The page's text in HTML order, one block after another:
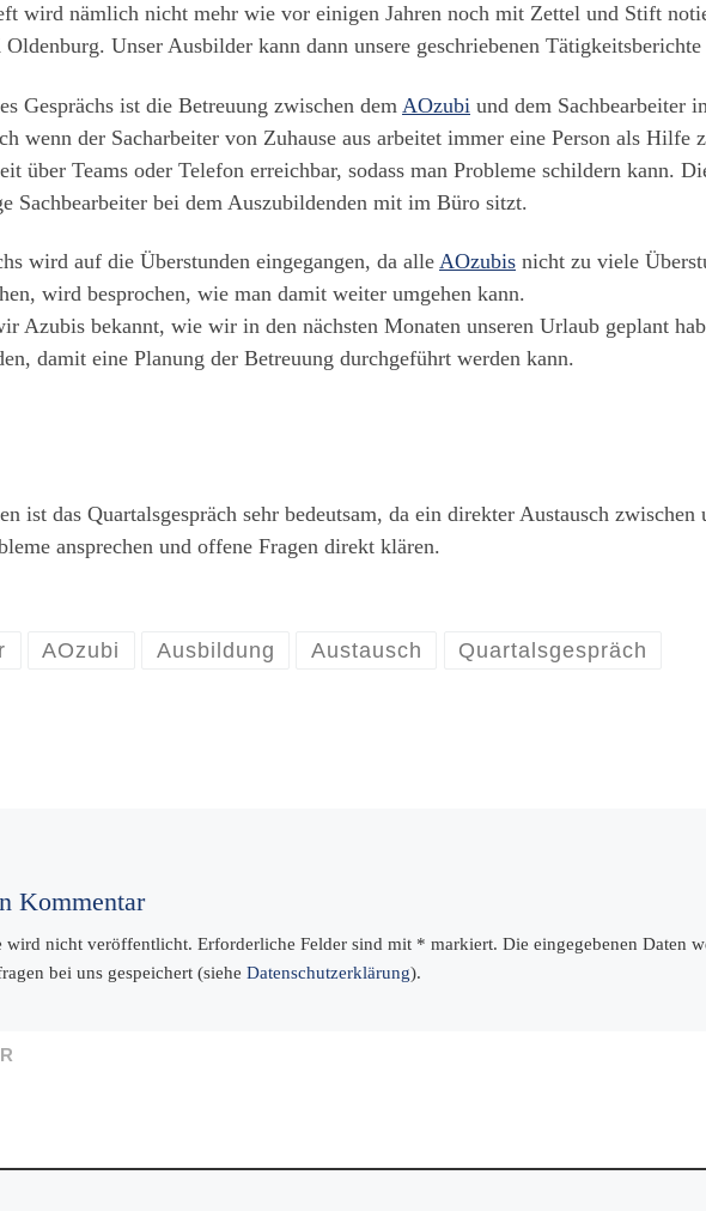
wird nämlich nicht mehr wie vor einigen Jahren noch mit Zettel und Stift
Unser Ausbilder kann dann unsere geschriebenen
Gesprächs ist die Betreuung zwischen dem AOzubi und dem Sachbearbeiter
wenn der Sacharbeiter von Zuhause aus arbeitet immer eine Person als
über Teams oder Telefon erreichbar, sodass man Probleme schildern kann.
Sachbearbeiter bei dem Auszubildenden mit im Büro sitzt.
wird auf die Überstunden eingegangen, da alle AOzubis nicht zu viele
wird besprochen, wie man damit weiter umgehen kann.
Azubis bekannt, wie wir in den nächsten Monaten unseren Urlaub geplant
damit eine Planung der Betreuung durchgeführt werden kann.
ist das Quartalsgespräch sehr bedeutsam, da ein direkter Austausch zwischen
ansprechen und offene Fragen direkt klären.
AOzubi Ausbildung Austausch Quartalsgespräch
Kommentar
wird nicht veröffentlicht. Erforderliche Felder sind mit * markiert. Die eingegebenen Daten
bei uns gespeichert (siehe Datenschutzerklärung).